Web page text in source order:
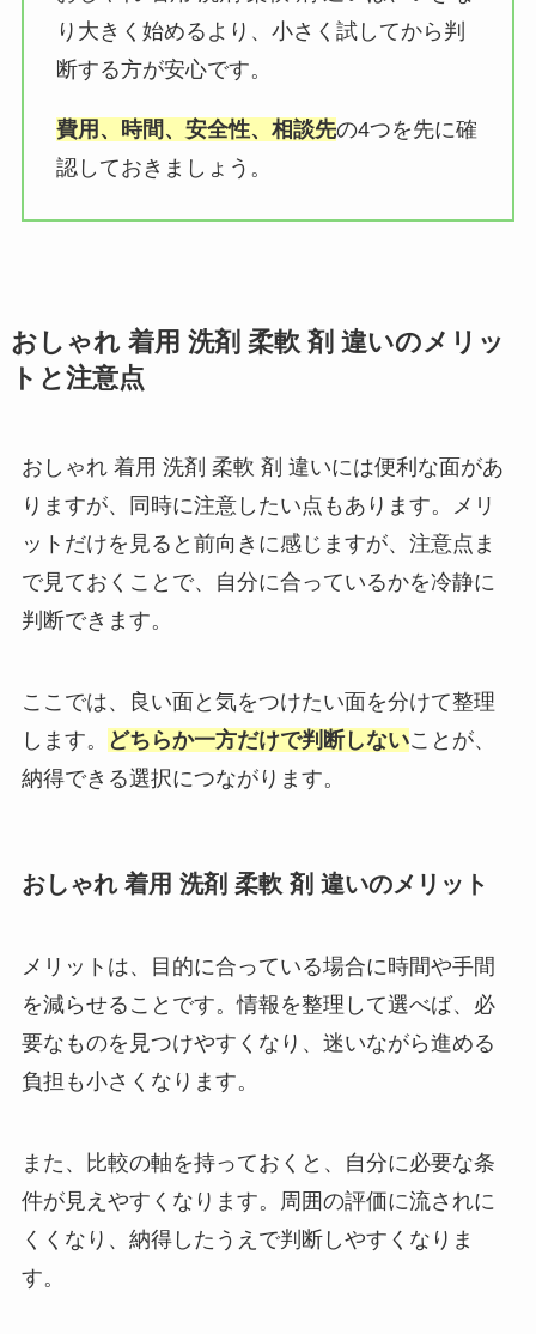
り大きく始めるより、小さく試してから判
断する方が安心です。
費用、時間、安全性、相談先の4つを先に確
認しておきましょう。
おしゃれ 着用 洗剤 柔軟 剤 違いのメリッ
トと注意点
おしゃれ 着用 洗剤 柔軟 剤 違いには便利な面があ
りますが、同時に注意したい点もあります。メリ
ットだけを見ると前向きに感じますが、注意点ま
で見ておくことで、自分に合っているかを冷静に
判断できます。
ここでは、良い面と気をつけたい面を分けて整理
します。
どちらか一方だけで判断しないことが、
納得できる選択につながります。
おしゃれ 着用 洗剤 柔軟 剤 違いのメリット
メリットは、目的に合っている場合に時間や手間
を減らせることです。情報を整理して選べば、必
要なものを見つけやすくなり、迷いながら進める
負担も小さくなります。
また、比較の軸を持っておくと、自分に必要な条
件が見えやすくなります。周囲の評価に流されに
くくなり、納得したうえで判断しやすくなりま
す。